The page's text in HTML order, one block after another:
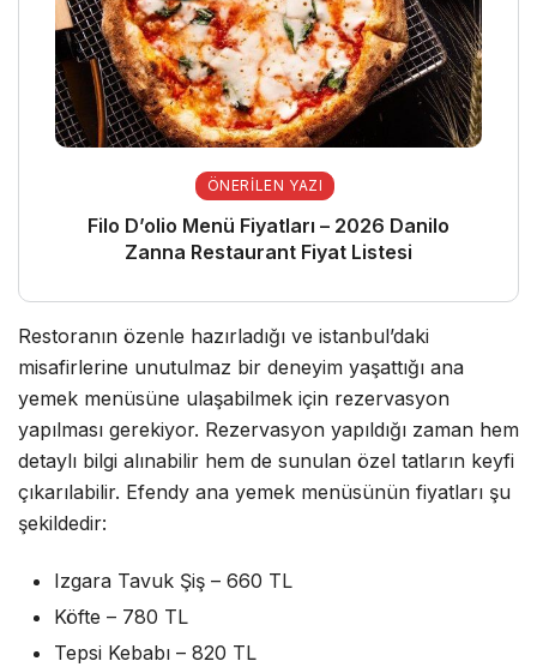
ÖNERILEN YAZI
Filo D’olio Menü Fiyatları – 2026 Danilo
Zanna Restaurant Fiyat Listesi
Restoranın özenle hazırladığı ve istanbul’daki
misafirlerine unutulmaz bir deneyim yaşattığı ana
yemek menüsüne ulaşabilmek için rezervasyon
yapılması gerekiyor. Rezervasyon yapıldığı zaman hem
detaylı bilgi alınabilir hem de sunulan özel tatların keyfi
çıkarılabilir. Efendy ana yemek menüsünün fiyatları şu
şekildedir:
Izgara Tavuk Şiş – 660 TL
Köfte – 780 TL
Tepsi Kebabı – 820 TL